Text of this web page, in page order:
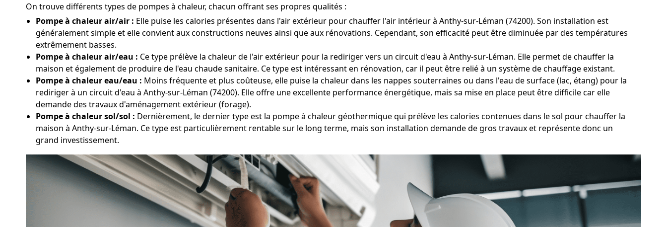
On trouve différents types de pompes à chaleur, chacun offrant ses propres qualités :
Pompe à chaleur air/air : Elle puise les calories présentes dans l'air extérieur pour chauffer l'air intérieur à Anthy-sur-Léman (74200). Son installation est
généralement simple et elle convient aux constructions neuves ainsi que aux rénovations. Cependant, son efficacité peut être diminuée par des températures
extrêmement basses.
Pompe à chaleur air/eau : Ce type prélève la chaleur de l'air extérieur pour la rediriger vers un circuit d'eau à Anthy-sur-Léman. Elle permet de chauffer la
maison et également de produire de l'eau chaude sanitaire. Ce type est intéressant en rénovation, car il peut être relié à un système de chauffage existant.
Pompe à chaleur eau/eau : Moins fréquente et plus coûteuse, elle puise la chaleur dans les nappes souterraines ou dans l'eau de surface (lac, étang) pour la
rediriger à un circuit d'eau à Anthy-sur-Léman (74200). Elle offre une excellente performance énergétique, mais sa mise en place peut être difficile car elle
demande des travaux d'aménagement extérieur (forage).
Pompe à chaleur sol/sol : Dernièrement, le dernier type est la pompe à chaleur géothermique qui prélève les calories contenues dans le sol pour chauffer la
maison à Anthy-sur-Léman. Ce type est particulièrement rentable sur le long terme, mais son installation demande de gros travaux et représente donc un
grand investissement.